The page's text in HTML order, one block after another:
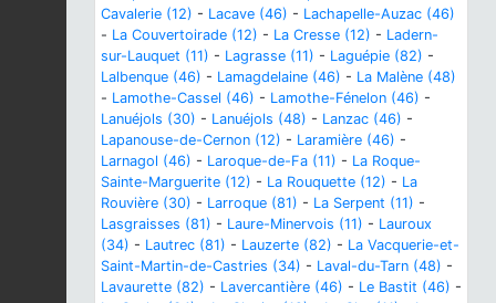
Cavalerie (12) - Lacave (46) - Lachapelle-Auzac (46)
- La Couvertoirade (12) - La Cresse (12) - Ladern-
sur-Lauquet (11) - Lagrasse (11) - Laguépie (82) -
Lalbenque (46) - Lamagdelaine (46) - La Malène (48)
- Lamothe-Cassel (46) - Lamothe-Fénelon (46) -
Lanuéjols (30) - Lanuéjols (48) - Lanzac (46) -
Lapanouse-de-Cernon (12) - Laramière (46) -
Larnagol (46) - Laroque-de-Fa (11) - La Roque-
Sainte-Marguerite (12) - La Rouquette (12) - La
Rouvière (30) - Larroque (81) - La Serpent (11) -
Lasgraisses (81) - Laure-Minervois (11) - Lauroux
(34) - Lautrec (81) - Lauzerte (82) - La Vacquerie-et-
Saint-Martin-de-Castries (34) - Laval-du-Tarn (48) -
Lavaurette (82) - Lavercantière (46) - Le Bastit (46) -